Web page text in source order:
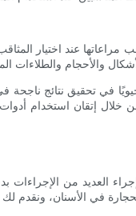
عند اختيار المثاقب
في تحقيق نتائج
إتقان استخدام
العديد من الإجراءات